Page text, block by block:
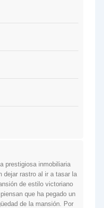
prestigiosa inmobiliaria
dejar rastro al ir a tasar la
de estilo victoriano
que ha pegado un
de la mansión. Por